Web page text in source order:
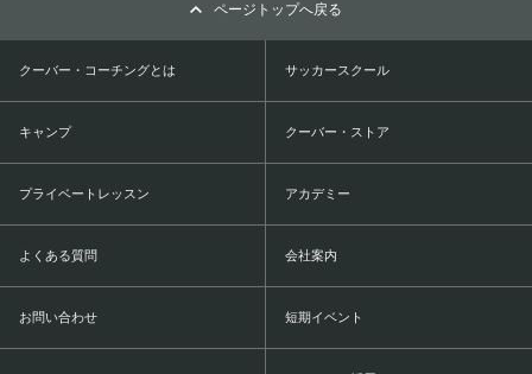
ページトップへ戻る
クーバー・コーチングとは サッカースクール
キャンプ クーバー・ストア
プライベートレッスン アカデミー
よくある質問 会社案内
お問い合わせ 短期イベント